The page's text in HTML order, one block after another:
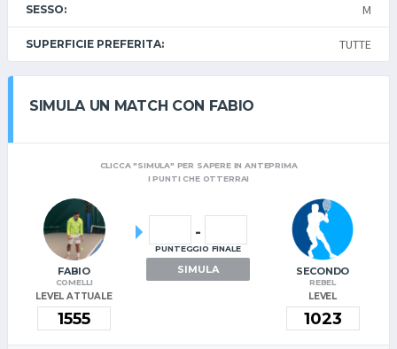
SESSO: M
SUPERFICIE PREFERITA: TUTTE
SIMULA UN MATCH CON FABIO
CLICCA "SIMULA" PER SAPERE IN ANTEPRIMA
I PUNTI CHE OTTERRAI
FABIO
COMELLI
LEVEL ATTUALE
-
PUNTEGGIO FINALE
SIMULA SECONDO
REBEL
LEVEL